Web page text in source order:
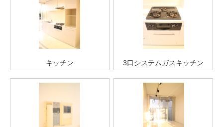
キッチン 3口システムガスキッチン